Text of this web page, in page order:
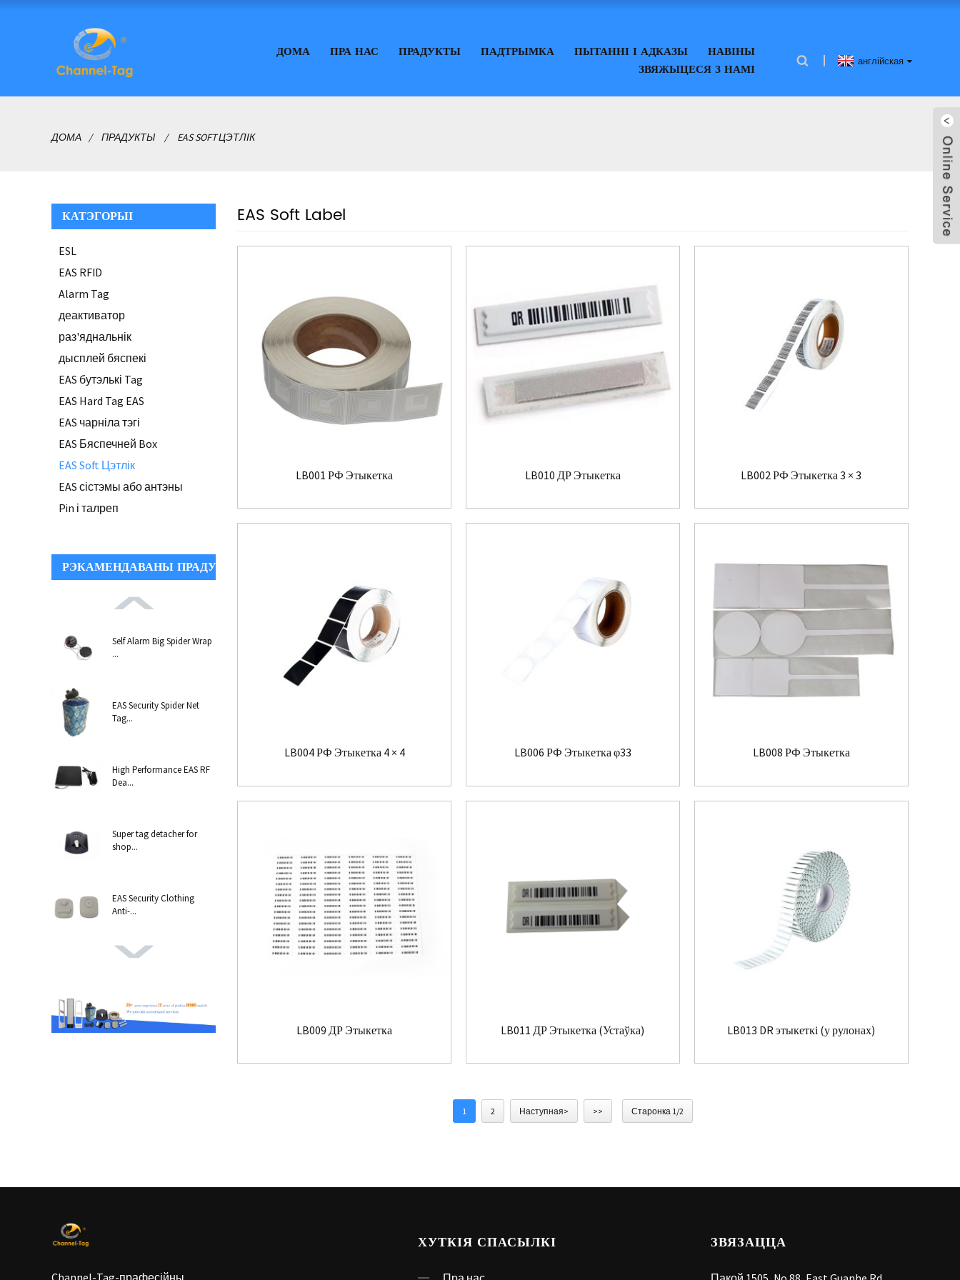
ДОМА ПРА НАС ПРАДУКТЫ ПАДТРЫМКА ПЫТАННІ І АДКАЗЫ
НАВІНЫ
ЗВЯЖЫЦЕСЯ З НАМІ
англійская
ДОМА ПРАДУКТЫ EAS SOFT ЦЭТЛІК
КАТЭГОРЫІ
ESL
EAS RFID
Alarm Tag
деактиватор
раз'яднальнік
дысплей бяспекі
EAS бутэлькі Tag
EAS Hard Tag EAS
EAS чарніла тэгі
EAS Бяспечней Box
EAS Soft Цэтлік
EAS сістэмы або антэны
Pin і талреп
РЭКАМЕНДАВАНЫ ПРАДУКТЫ
Self Alarm Big Spider Wrap
...
EAS Security Spider Net
Tag...
High Performance EAS RF
Dea...
Super tag detacher for
shop...
EAS Security Clothing
Anti-...
EAS Soft Label
LB001 РФ Этыкетка LB010 ДР Этыкетка LB002 РФ Этыкетка 3 × 3
LB004 РФ Этыкетка 4 × 4 LB006 РФ Этыкетка φ33 LB008 РФ Этыкетка
LB009 ДР Этыкетка LB011 ДР Этыкетка (Устаўка) LB013 DR этыкеткі (у рулонах)
1 2 Наступная> >> Старонка 1/2
ХУТКІЯ СПАСЫЛКІ ЗВЯЗАЦЦА